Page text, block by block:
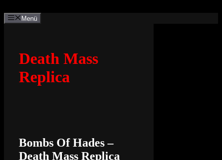
Inhalt
springen
Menü
Death Mass
Replica
Bombs Of Hades –
Death Mass Replica